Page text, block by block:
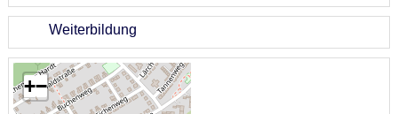
Weiterbildung
+−